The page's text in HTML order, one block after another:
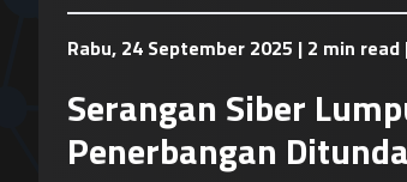
Rabu, 24 September 2025 | 2 min read
Serangan Siber
Penerbangan